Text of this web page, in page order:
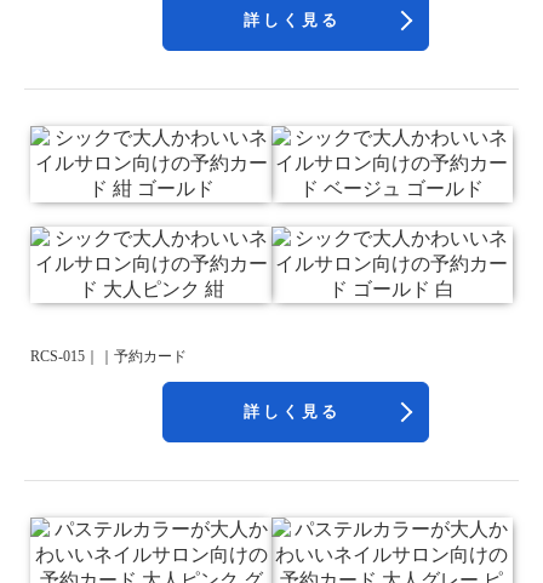
詳しく見る
RCS-015｜｜予約カード
詳しく見る